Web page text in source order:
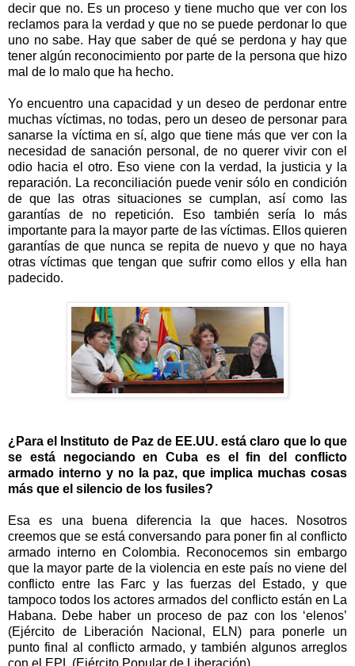
decir que no. Es un proceso y tiene mucho que ver con los
reclamos para la verdad y que no se puede perdonar lo que
uno no sabe. Hay que saber de qué se perdona y hay que
tener algún reconocimiento por parte de la persona que hizo
mal de lo malo que ha hecho.
Yo encuentro una capacidad y un deseo de perdonar entre
muchas víctimas, no todas, pero un deseo de personar para
sanarse la víctima en sí, algo que tiene más que ver con la
necesidad de sanación personal, de no querer vivir con el
odio hacia el otro. Eso viene con la verdad, la justicia y la
reparación. La reconciliación puede venir sólo en condición
de que las otras situaciones se cumplan, así como las
garantías de no repetición. Eso también sería lo más
importante para la mayor parte de las víctimas. Ellos quieren
garantías de que nunca se repita de nuevo y que no haya
otras víctimas que tengan que sufrir como ellos y ella han
padecido.
¿Para el Instituto de Paz de EE.UU. está claro que lo que
se está negociando en Cuba es el fin del conflicto
armado interno y no la paz, que implica muchas cosas
más que el silencio de los fusiles?
Esa es una buena diferencia la que haces. Nosotros
creemos que se está conversando para poner fin al conflicto
armado interno en Colombia. Reconocemos sin embargo
que la mayor parte de la violencia en este país no viene del
conflicto entre las Farc y las fuerzas del Estado, y que
tampoco todos los actores armados del conflicto están en La
Habana. Debe haber un proceso de paz con los ‘elenos’
(Ejército de Liberación Nacional, ELN) para ponerle un
punto final al conflicto armado, y también algunos arreglos
con el EPL (Ejército Popular de Liberación).